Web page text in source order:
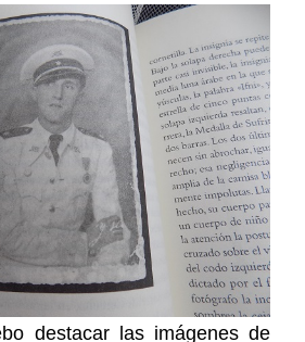
destacar las imágenes de